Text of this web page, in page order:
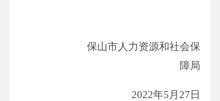
保山市人力资源和社会保
障局
2022年5月27日